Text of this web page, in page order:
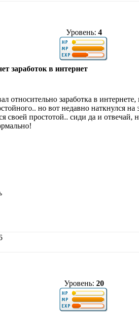
Уровень: 4
заработок в интернет
относительно заработка в
но вот недавно наткнулся на
своей простотой.. сиди да и
Уровень: 20